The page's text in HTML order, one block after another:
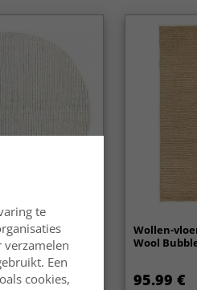
- Coastal
Wollen-
Wool
95.99 €
te
Een
cookies,